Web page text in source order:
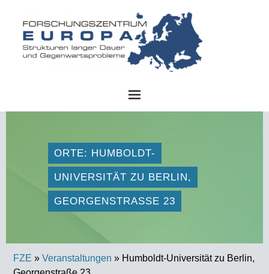
ORTE: HUMBOLDT-
UNIVERSITÄT ZU BERLIN,
GEORGENSTRASSE 23
FZE » Veranstaltungen » Humboldt-Universität zu Berlin,